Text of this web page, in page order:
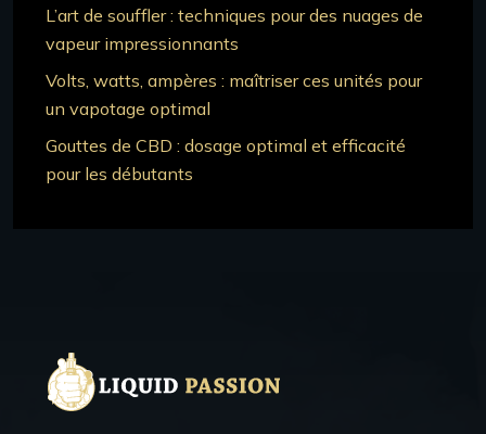
L’art de souffler : techniques pour des nuages de
vapeur impressionnants
Volts, watts, ampères : maîtriser ces unités pour
un vapotage optimal
Gouttes de CBD : dosage optimal et efficacité
pour les débutants